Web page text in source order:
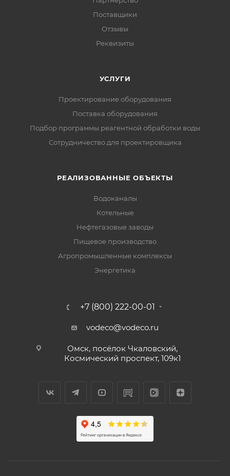
Поставщики
Отзывы
Реквизиты
УСЛУГИ
Проектирование оборудования
Поставка оборудования
Подбор программы реагентной обработки воды
Сотрудничество для проектировщика
РЕАЛИЗОВАННЫЕ ОБЪЕКТЫ
Водоканалы
Котельные
Нефтегазовые заводы
Пищевое производство
Агропромышленные комплексы
Энергетика
+7 (800) 222-00-01
vodeco@vodeco.ru
Омск, посёлок Чкаловский,
Космический проспект, 109к1